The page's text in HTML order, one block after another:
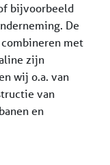
bijvoorbeeld
De
met
zijn
wij o.a. van
van
en